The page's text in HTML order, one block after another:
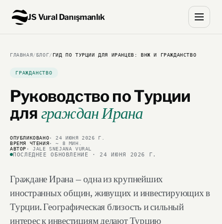
JS Vural Danışmanlık
ГЛАВНАЯ/БЛОГ/ ГИД ПО ТУРЦИИ ДЛЯ ИРАНЦЕВ: ВНЖ И ГРАЖДАНСТВО
ГРАЖДАНСТВО
Руководство по Турции
для граждан Ирана
ОПУБЛИКОВАНО· 24 ИЮНЯ 2026 Г.
ВРЕМЯ ЧТЕНИЯ· ~ 8 МИН.
АВТОР · JALE SNEJANA VURAL
ПОСЛЕДНЕЕ ОБНОВЛЕНИЕ · 24 ИЮНЯ 2026 Г.
Граждане Ирана — одна из крупнейших
иностранных общин, живущих и инвестирующих в
Турции. Географическая близость и сильный
интерес к инвестициям делают Турцию